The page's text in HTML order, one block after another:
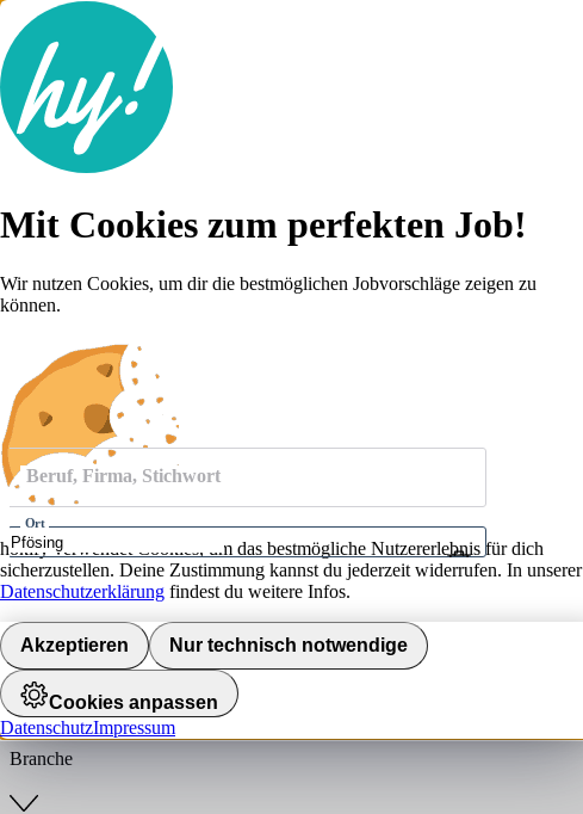
Lebenslauf
Karriere-Tipps
Anmelden
Beruf, Firma, Stichwort
Ort
Umkreis
Jobs finden
Anstellungsart
Branche
Mit Cookies zum perfekten Job!
Wir nutzen Cookies, um dir die bestmöglichen Jobvorschläge zeigen zu
können.
hokify verwendet Cookies, um das bestmögliche Nutzererlebnis für dich
sicherzustellen. Deine Zustimmung kannst du jederzeit widerrufen. In unserer
Datenschutzerklärung findest du weitere Infos.
Akzeptieren Nur technisch notwendige
Cookies anpassen
DatenschutzImpressum